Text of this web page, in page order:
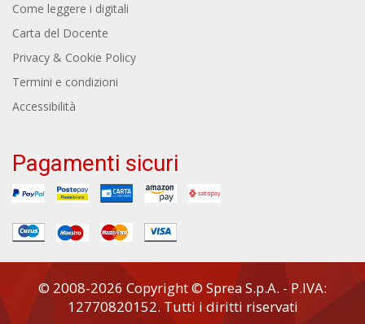
Come leggere i digitali
Carta del Docente
Privacy & Cookie Policy
Termini e condizioni
Accessibilità
Pagamenti sicuri
© 2008-2026 Copyright © Sprea S.p.A. - P.IVA:
12770820152. Tutti i diritti riservati